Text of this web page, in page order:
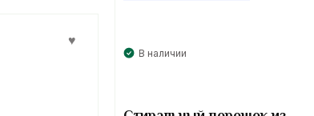
В наличии